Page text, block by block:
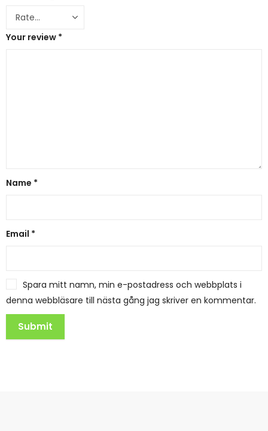
Your review *
Name *
Email *
Spara mitt namn, min e-postadress och webbplats i
denna webbläsare till nästa gång jag skriver en kommentar.